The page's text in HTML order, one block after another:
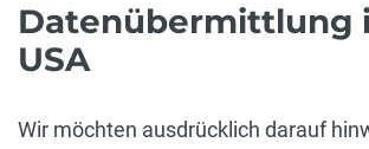
Datenübermittlung
USA
Wir möchten ausdrücklich darauf